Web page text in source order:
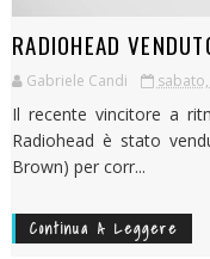
RADIOHEAD
Gabriele Candi
Il recente vincitore a
Radiohead è stato
Brown) per corr...
Continua A Leggere